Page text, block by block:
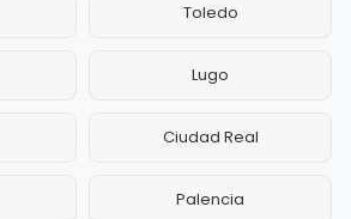
Toledo
Lugo
Ciudad Real
Palencia